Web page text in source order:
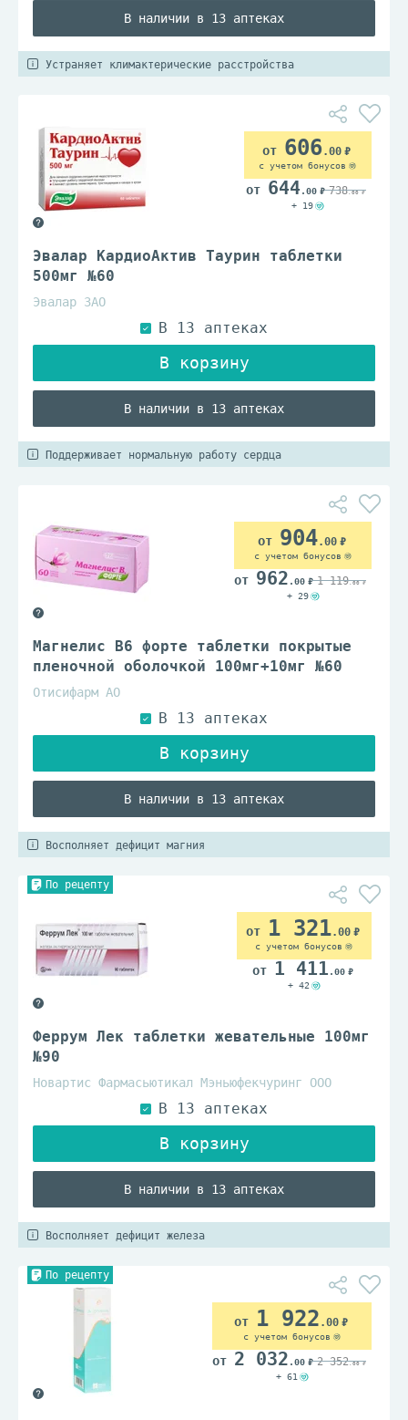
В наличии в 13 аптеках
Устраняет климактерические расстройства
Эвалар КардиоАктив Таурин таблетки
500мг №60
Эвалар ЗАО
В наличии в 13 аптеках
606.00
с учетом бонусов
644.00 738.00
+ 19
Поддерживает нормальную работу сердца
Магнелис В6 форте таблетки покрытые
пленочной оболочкой 100мг+10мг №60
Отисифарм АО
В наличии в 13 аптеках
904.00
с учетом бонусов
962 .00 1 119.00
+ 29
Восполняет дефицит магния
По рецепту
Феррум Лек таблетки жевательные 100мг
№90
Новартис Фармасьютикал Мэньюфекчуринг ООО
В наличии в 13 аптеках
1 321.00
с учетом бонусов
1 411 .00
+ 42
Восполняет дефицит железа
По рецепту
1 922 .00
с учетом бонусов
2 032 .00 2 352.00
+ 61